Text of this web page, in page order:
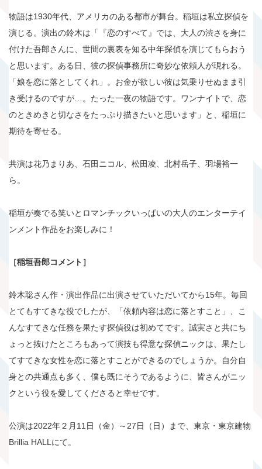
物語は1930年代、アメリカのある都市が舞台。稲垣は私立探偵を
演じる。演出の鈴木は「『恋のすべて』では、大人の渋さを身に
付けた吾郎さんに、世間の裏表を知る中年探偵を演じてもらおう
と思います。ある日、彼の探偵事務所に奇妙な依頼人が現れる。
「娘を恋に落としてくれ」。お金が欲しい彼は気乗りせぬまま引
き受けるのですが…。たった一夜の物語です。ワンナイトで、恋
のときめきと切なさをたっぷり描きたいと思います」と、稲垣に
期待を寄せる。
共演は花乃まりあ、石田ニコル、松田凌、北村岳子、羽場裕一
ら。
稲垣が奏でる笑いとロマンチックいっぱいの大人のエンターテイ
ンメント作品をお楽しみに！
［稲垣吾郎コメント］
鈴木聡さん作・演出作品に出演させていただいてから15年。毎回
とてもすてきな役でしたが、「依頼内容は恋に落とすこと」、こ
んなすてきな任務を果たす探偵役は初めてです。誠実さと共にち
ょっと抜けたところもあって演技も得意な探偵ニックは、果たし
てすてきな女性を恋に落とすことができるのでしょうか。自分自
身との共通点も多く、僕も既にそうであるように、皆さんがニッ
クという役を愛してくださると幸せです。
公演は2022年２月11日（金）～27日（日）まで、東京・東京建物
Brillia HALLにて。